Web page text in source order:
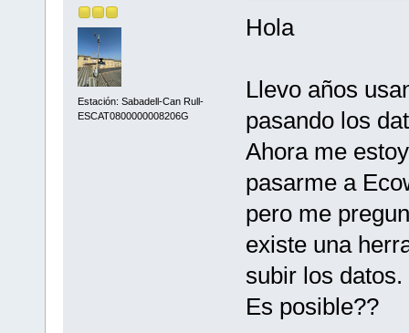
Estación: Sabadell-Can Rull-
ESCAT0800000008206G
Hola
Llevo años
pasando los
Ahora me
pasarme a
pero me
existe una
subir los datos.
Es posible??